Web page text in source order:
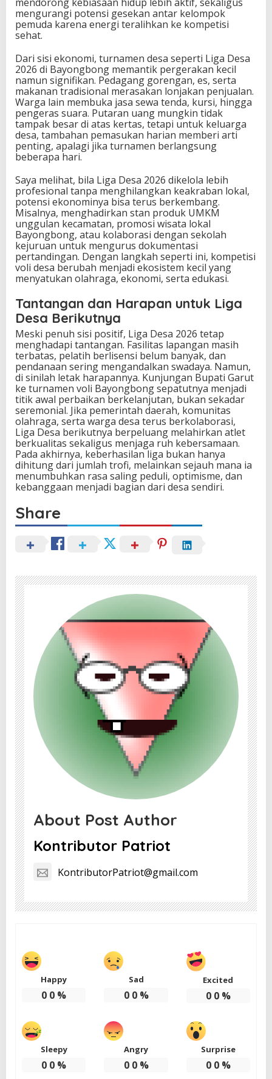
mengurangi potensi gesekan antar kelompok
pemuda karena energi teralihkan ke kompetisi
sehat.
Dari sisi ekonomi, turnamen desa seperti Liga Desa
2026 di Bayongbong memantik pergerakan kecil
namun signifikan. Pedagang gorengan, es, serta
makanan tradisional merasakan lonjakan penjualan.
Warga lain membuka jasa sewa tenda, kursi, hingga
pengeras suara. Putaran uang mungkin tidak
tampak besar di atas kertas, tetapi untuk keluarga
desa, tambahan pemasukan harian memberi arti
penting, apalagi jika turnamen berlangsung
beberapa hari.
Saya melihat, bila Liga Desa 2026 dikelola lebih
profesional tanpa menghilangkan keakraban lokal,
potensi ekonominya bisa terus berkembang.
Misalnya, menghadirkan stan produk UMKM
unggulan kecamatan, promosi wisata lokal
Bayongbong, atau kolaborasi dengan sekolah
kejuruan untuk mengurus dokumentasi
pertandingan. Dengan langkah seperti ini, kompetisi
voli desa berubah menjadi ekosistem kecil yang
menyatukan olahraga, ekonomi, serta edukasi.
Tantangan dan Harapan untuk Liga
Desa Berikutnya
Meski penuh sisi positif, Liga Desa 2026 tetap
menghadapi tantangan. Fasilitas lapangan masih
terbatas, pelatih berlisensi belum banyak, dan
pendanaan sering mengandalkan swadaya. Namun,
di sinilah letak harapannya. Kunjungan Bupati Garut
ke turnamen voli Bayongbong sepatutnya menjadi
titik awal perbaikan berkelanjutan, bukan sekadar
seremonial. Jika pemerintah daerah, komunitas
olahraga, serta warga desa terus berkolaborasi,
Liga Desa berikutnya berpeluang melahirkan atlet
berkualitas sekaligus menjaga ruh kebersamaan.
Pada akhirnya, keberhasilan liga bukan hanya
dihitung dari jumlah trofi, melainkan sejauh mana ia
menumbuhkan rasa saling peduli, optimisme, dan
kebanggaan menjadi bagian dari desa sendiri.
Share
About Post Author
Kontributor Patriot
KontributorPatriot@gmail.com
Happy
0 0 %
Sad
0 0%
Excited
0 0%
Sleepy
0 0 %
Angry
0 0%
Surprise
0 0%